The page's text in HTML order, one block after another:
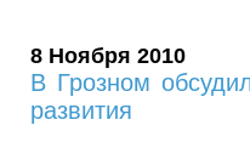
8 Ноября 2010
В Грозном
развития